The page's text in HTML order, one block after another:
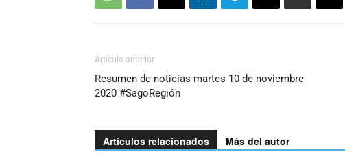
Artículo anterior
Resumen de noticias martes 10 de noviembre
2020 #SagoRegión
Artículos relacionados Más del autor